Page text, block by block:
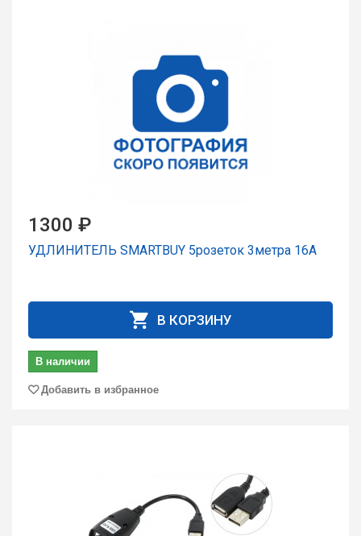
1300 ₽
УДЛИНИТЕЛЬ SMARTBUY 5розеток 3метра 16А
В КОРЗИНУ
В наличии
Добавить в избранное